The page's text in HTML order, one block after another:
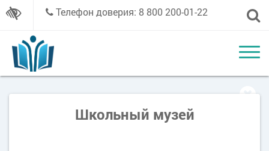
Телефон доверия: 8 800 200-01-22
Школьный музей